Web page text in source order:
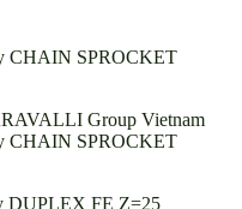
CHAIN SPROCKET
Group Vietnam
CHAIN SPROCKET
DUPLEX FE Z=25